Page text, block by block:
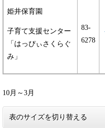
姫井保育園
子育て支援センター
「はっぴぃさくらぐ
み」
83-
6278
10月～3月
表のサイズを切り替える